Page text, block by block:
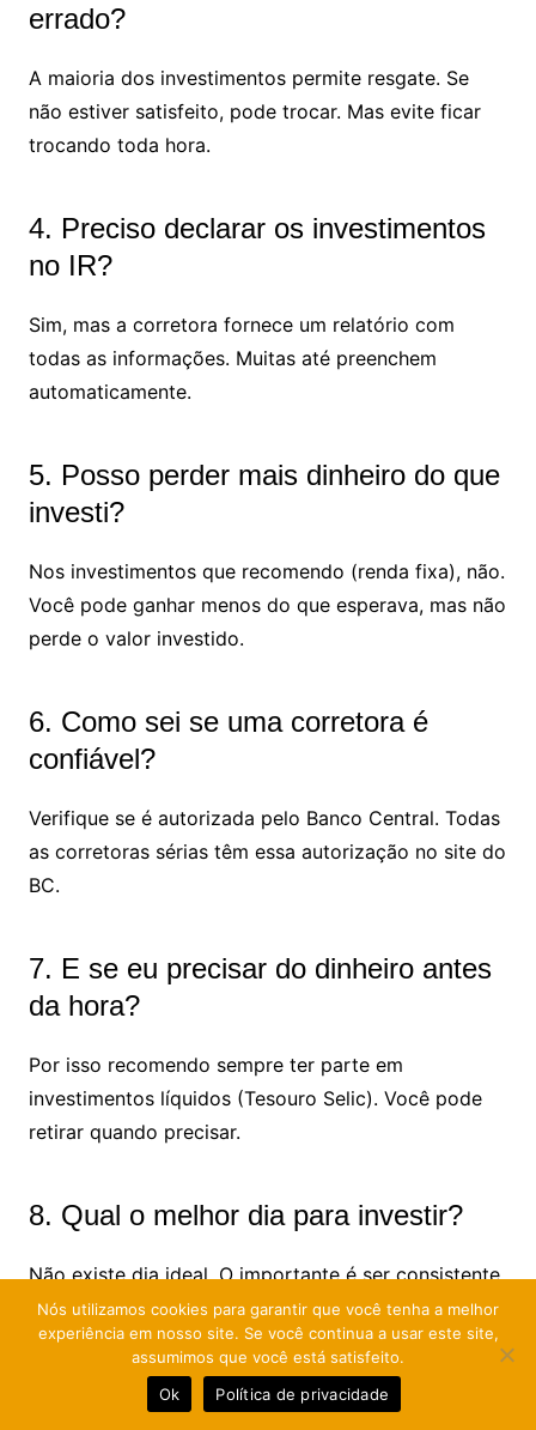
errado?
A maioria dos investimentos permite resgate. Se
não estiver satisfeito, pode trocar. Mas evite ficar
trocando toda hora.
4. Preciso declarar os investimentos
no IR?
Sim, mas a corretora fornece um relatório com
todas as informações. Muitas até preenchem
automaticamente.
5. Posso perder mais dinheiro do que
investi?
Nos investimentos que recomendo (renda fixa), não.
Você pode ganhar menos do que esperava, mas não
perde o valor investido.
6. Como sei se uma corretora é
confiável?
Verifique se é autorizada pelo Banco Central. Todas
as corretoras sérias têm essa autorização no site do
BC.
7. E se eu precisar do dinheiro antes
da hora?
Por isso recomendo sempre ter parte em
investimentos líquidos (Tesouro Selic). Você pode
retirar quando precisar.
8. Qual o melhor dia para investir?
Não existe dia ideal. O importante é ser consistente.
Muita gente investe sempre no dia 5 de cada mês.
9. Devo investir mesmo com a
Nós utilizamos cookies para garantir que você tenha a melhor
experiência em nosso site. Se você continua a usar este site,
assumimos que você está satisfeito.
Ok
Política de privacidade